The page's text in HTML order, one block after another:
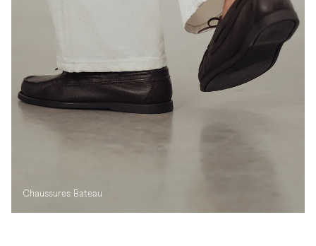
Chaussures Bateau